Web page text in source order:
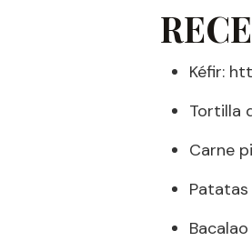
Kéfir:
Tortilla
Carne